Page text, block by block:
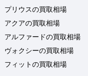
プリウスの買取相場
アクアの買取相場
アルファードの買取相場
ヴォクシーの買取相場
フィットの買取相場